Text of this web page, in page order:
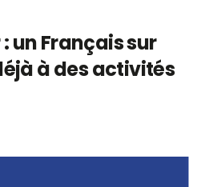
un Français sur
à des activités